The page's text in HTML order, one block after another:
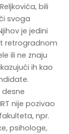
bili
svoga
je jedini
retrogradnom
ili ne znaju
ih kao
nije pozivao
npr.
psihologe,